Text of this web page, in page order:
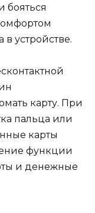
бояться
устройстве.
карту. При
пальца или
карты
функции
и денежные